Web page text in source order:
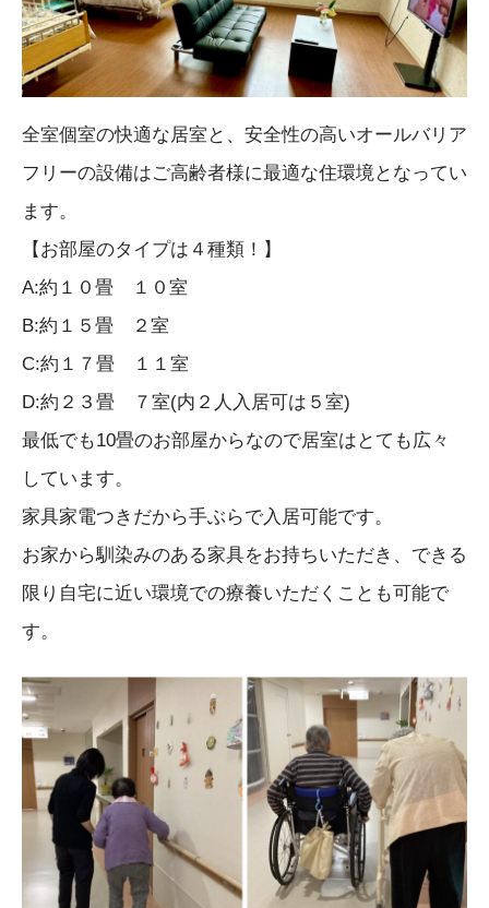
全室個室の快適な居室と、安全性の高いオールバリア
フリーの設備はご高齢者様に最適な住環境となってい
ます。
【お部屋のタイプは４種類！】
A:約１０畳 １０室
B:約１５畳 ２室
C:約１７畳 １１室
D:約２３畳 ７室(内２人入居可は５室)
最低でも10畳のお部屋からなので居室はとても広々
しています。
家具家電つきだから手ぶらで入居可能です。
お家から馴染みのある家具をお持ちいただき、できる
限り自宅に近い環境での療養いただくことも可能で
す。